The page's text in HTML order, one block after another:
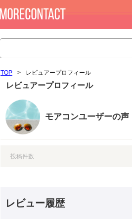
TOP > レビュアープロフィール
レビュアープロフィール
モアコンユーザーの声
投稿件数
レビュー履歴